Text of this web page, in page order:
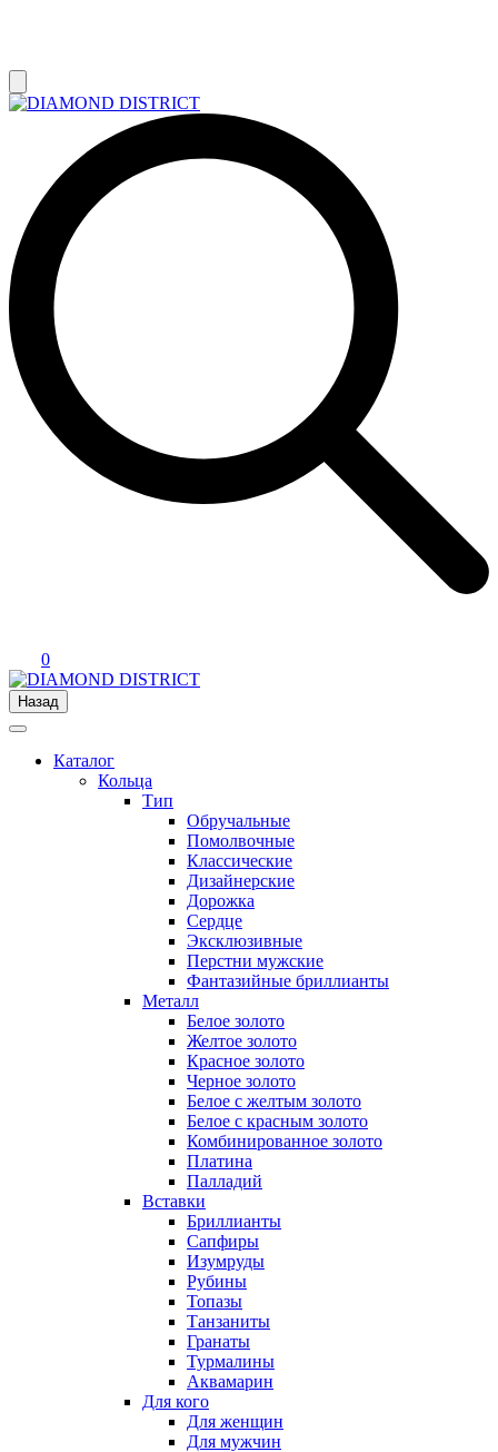
0
Назад
Каталог
Кольца
Тип
Обручальные
Помолвочные
Классические
Дизайнерские
Дорожка
Сердце
Эксклюзивные
Перстни мужские
Фантазийные бриллианты
Металл
Белое золото
Желтое золото
Красное золото
Черное золото
Белое с желтым золото
Белое с красным золото
Комбинированное золото
Платина
Палладий
Вставки
Бриллианты
Сапфиры
Изумруды
Рубины
Топазы
Танзаниты
Гранаты
Турмалины
Аквамарин
Для кого
Для женщин
Для мужчин